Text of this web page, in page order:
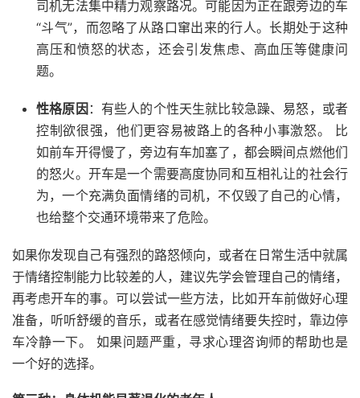
司机无法集中精力观察路况。可能因为正在跟旁边的车
“斗气”，而忽略了从路口窜出来的行人。长期处于这种
高压和愤怒的状态，还会引发焦虑、高血压等健康问
题。
性格原因 ：有些人的个性天生就比较急躁、易怒，或者
控制欲很强，他们更容易被路上的各种小事激怒。 比
如前车开得慢了，旁边有车加塞了，都会瞬间点燃他们
的怒火。开车是一个需要高度协同和互相礼让的社会行
为，一个充满负面情绪的司机，不仅毁了自己的心情，
也给整个交通环境带来了危险。
如果你发现自己有强烈的路怒倾向，或者在日常生活中就属
于情绪控制能力比较差的人，建议先学会管理自己的情绪，
再考虑开车的事。可以尝试一些方法，比如开车前做好心理
准备，听听舒缓的音乐，或者在感觉情绪要失控时，靠边停
车冷静一下。 如果问题严重，寻求心理咨询师的帮助也是
一个好的选择。